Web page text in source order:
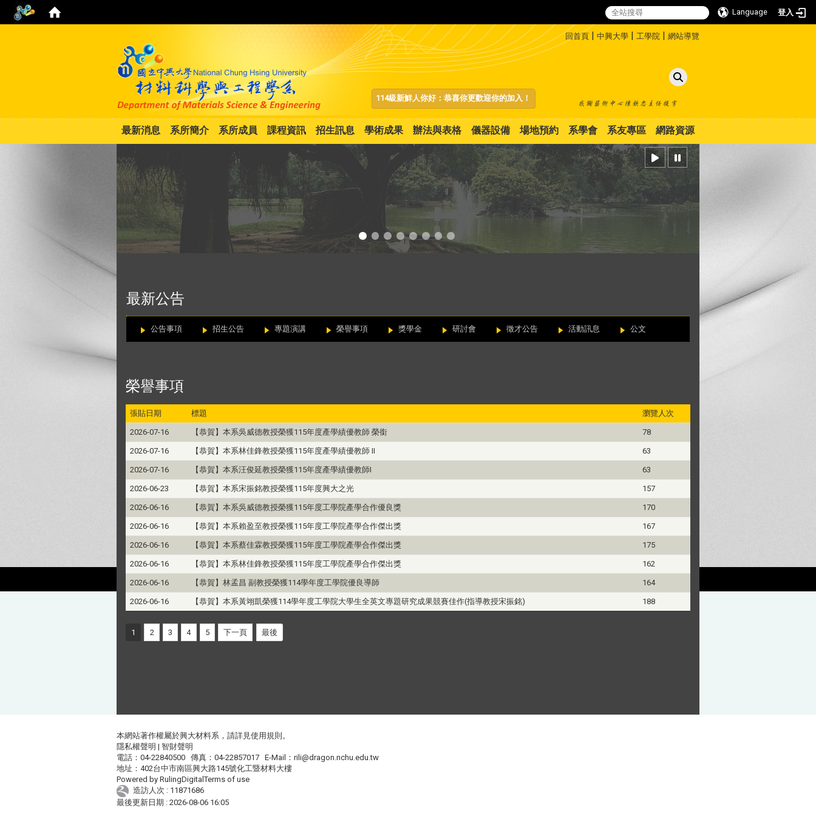
Language 登入
::: 回首頁 | 中興大學 | 工學院 | 網站導覽
114級新鮮人你好：恭喜你更歡迎你的加入！
最新消息 系所簡介 系所成員 課程資訊 招生訊息 學術成果 辦法與表格 儀器設備 場地預約 系學會 系友專區 網路資源
最新公告
公告事項 招生公告 專題演講 榮譽事項 獎學金 研討會 徵才公告 活動訊息 公文
榮譽事項
張貼日期 標題 瀏覽人次
2026-07-16 【恭賀】本系吳威德教授榮獲115年度產學績優教師 榮銜 78
2026-07-16 【恭賀】本系林佳鋒教授榮獲115年度產學績優教師 II 63
2026-07-16 【恭賀】本系汪俊延教授榮獲115年度產學績優教師I 63
2026-06-23 【恭賀】本系宋振銘教授榮獲115年度興大之光 157
2026-06-16 【恭賀】本系吳威德教授榮獲115年度工學院產學合作優良獎 170
2026-06-16 【恭賀】本系賴盈至教授榮獲115年度工學院產學合作傑出獎 167
2026-06-16 【恭賀】本系蔡佳霖教授榮獲115年度工學院產學合作傑出獎 175
2026-06-16 【恭賀】本系林佳鋒教授榮獲115年度工學院產學合作傑出獎 162
2026-06-16 【恭賀】林孟昌 副教授榮獲114學年度工學院優良導師 164
2026-06-16 【恭賀】本系黃翊凱榮獲114學年度工學院大學生全英文專題研究成果競賽佳作(指導教授宋振銘) 188
1 2 3 4 5 下一頁 最後
本網站著作權屬於興大材料系，請詳見 使用規則 。
隱私權聲明 | 智財聲明
電話：04-22840500 傳真：04-22857017 E-Mail： rili@dragon.nchu.edu.tw
地址：402台中市南區興大路145號化工暨材料大樓
Powered by RulingDigitalTerms of use
造訪人次 : 11871686
最後更新日期 : 2026-08-06 16:05